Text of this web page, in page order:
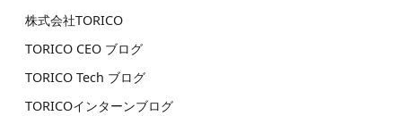
株式会社TORICO
TORICO CEO ブログ
TORICO Tech ブログ
TORICOインターンブログ